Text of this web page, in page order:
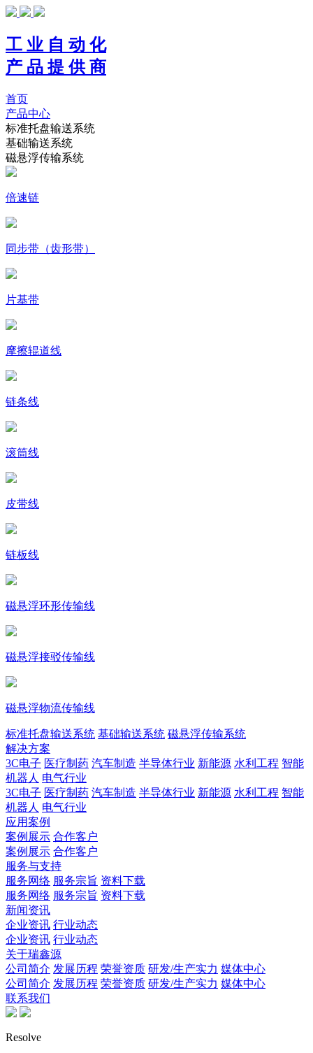
工 业 自 动 化
产 品 提 供 商
首页
产品中心
标准托盘输送系统
基础输送系统
磁悬浮传输系统
倍速链
同步带（齿形带）
片基带
摩擦辊道线
链条线
滚筒线
皮带线
链板线
磁悬浮环形传输线
磁悬浮接驳传输线
磁悬浮物流传输线
标准托盘输送系统 基础输送系统 磁悬浮传输系统
解决方案
3C电子 医疗制药 汽车制造 半导体行业 新能源 水利工程 智能
机器人 电气行业
3C电子 医疗制药 汽车制造 半导体行业 新能源 水利工程 智能
机器人 电气行业
应用案例
案例展示 合作客户
案例展示 合作客户
服务与支持
服务网络 服务宗旨 资料下载
服务网络 服务宗旨 资料下载
新闻资讯
企业资讯 行业动态
企业资讯 行业动态
关于瑞鑫源
公司简介 发展历程 荣誉资质 研发/生产实力 媒体中心
公司简介 发展历程 荣誉资质 研发/生产实力 媒体中心
联系我们
Resolve